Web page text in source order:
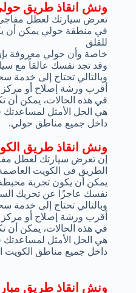
ونش انقاذ طريق
إن تعرض سيارتك لعطل
الطريق في الكويت
يمكن أن يكون تجربة
نفسك عاجزًا عن تحريك
وبالتالي تحتاج إلى خدمة
أقرب ورشة إصلاح أو
في هذه الحالات، يمكن
هي الحل الأمثل
داخل جميع مناطق الكويت
ونش انقاذ طريق
تعرض سيارتك لعطل مفاجئ
في منطقة حولي يمكن أن
للقلق
خاصة وأن حولي معروفة
وقد تجد نفسك عالقاً مع
وبالتالي تحتاج إلى خدمة
أقرب ورشة إصلاح أو
في هذه الحالات، يمكن
هي الحل الأمثل
داخل جميع مناطق حولي.
ونش انقاذ طريق